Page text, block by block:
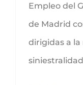
Empleo del
de Madrid
dirigidas a